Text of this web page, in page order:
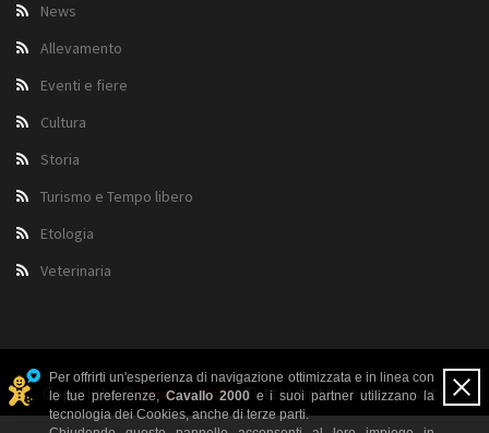
News
Allevamento
Eventi e fiere
Cultura
Storia
Turismo e Tempo libero
Etologia
Veterinaria
Copyright ©Cavallo 2000- Tutti i diritti sono riservati.
Per offrirti un'esperienza di navigazione ottimizzata e in linea con
le tue preferenze,Cavallo 2000e i suoi partner utilizzano la
tecnologia dei Cookies, anche di terze parti.